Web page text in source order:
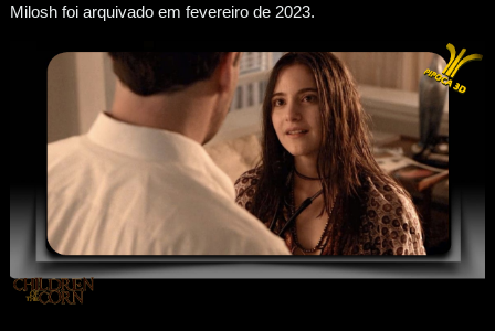
Milosh foi arquivado em fevereiro de 2023.